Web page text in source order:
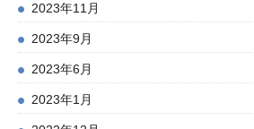
2023年11月
2023年9月
2023年6月
2023年1月